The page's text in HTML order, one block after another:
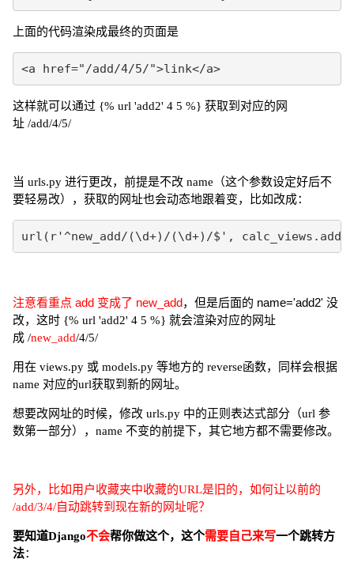
上面的代码渲染成最终的页面是
<a href="/add/4/5/">link</a>
这样就可以通过 {% url 'add2' 4 5 %} 获取到对应的网
址 /add/4/5/
当 urls.py 进行更改，前提是不改 name（这个参数设定好后不
要轻易改），获取的网址也会动态地跟着变，比如改成：
url(r'^new_add/(\d+)/(\d+)/$', calc_views.add2,
注意看重点 add 变成了 new_add，但是后面的 name='add2' 没
改，这时 {% url 'add2' 4 5 %} 就会渲染对应的网址
成 /new_add/4/5/
用在 views.py 或 models.py 等地方的 reverse函数，同样会根据
name 对应的url获取到新的网址。
想要改网址的时候，修改 urls.py 中的正则表达式部分（url 参
数第一部分），name 不变的前提下，其它地方都不需要修改。
另外， 比如用户收藏夹中收藏的URL是旧的， 如何让以前的
/add/3/4/自动跳转到现在新的网址呢？
要知道Django不会帮你做这个，这个需要自己来写一个跳转方
法：